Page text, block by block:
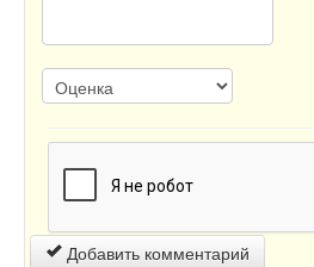
Добавить комментарий